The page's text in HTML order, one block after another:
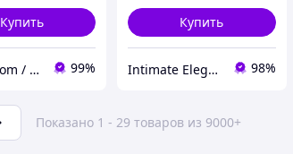
Купить
Техно room / Brenda Lingerie 99%
Купить
Intimate Elegance 98%
Показано 1 - 29 товаров из 9000+